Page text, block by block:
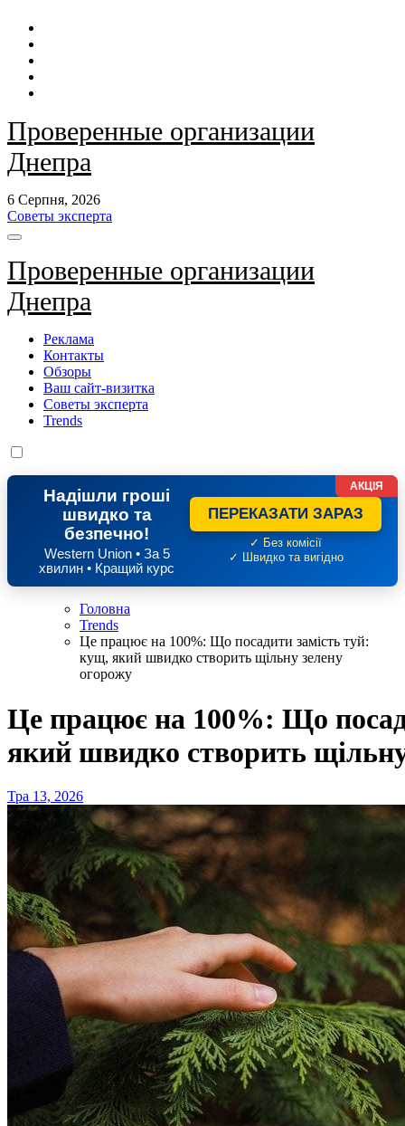
Перейти
контенту
Проверенные организации
Днепра
6 Серпня, 2026
Советы эксперта
Проверенные организации
Днепра
Реклама
Контакты
Обзоры
Ваш сайт-визитка
Советы эксперта
Trends
Надішли гроші
швидко та
безпечно!
Western Union • За 5
хвилин • Кращий курс
ПЕРЕКАЗАТИ ЗАРАЗ
✓ Без комісії
✓ Швидко та вигідно
АКЦІЯ
Головна
Trends
Це працює на 100%: Що посадити замість туй:
кущ, який швидко створить щільну зелену
огорожу
Це працює на 100%: Що
який швидко створить
Тра 13, 2026